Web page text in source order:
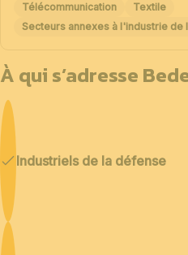
Télécommunication
Textile
Secteurs annexes à l'industrie de
À qui s’adresse
Industriels de la défense